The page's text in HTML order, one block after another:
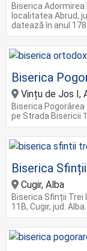
Biserica
localitatea Abrud,
datează în anul
Biserica
Vințu de Jos I,
Biserica
pe Strada Bisericii
Biserica
Cugir, Alba
Biserica Sfinții Trei
11B, Cugir, jud. Alba.